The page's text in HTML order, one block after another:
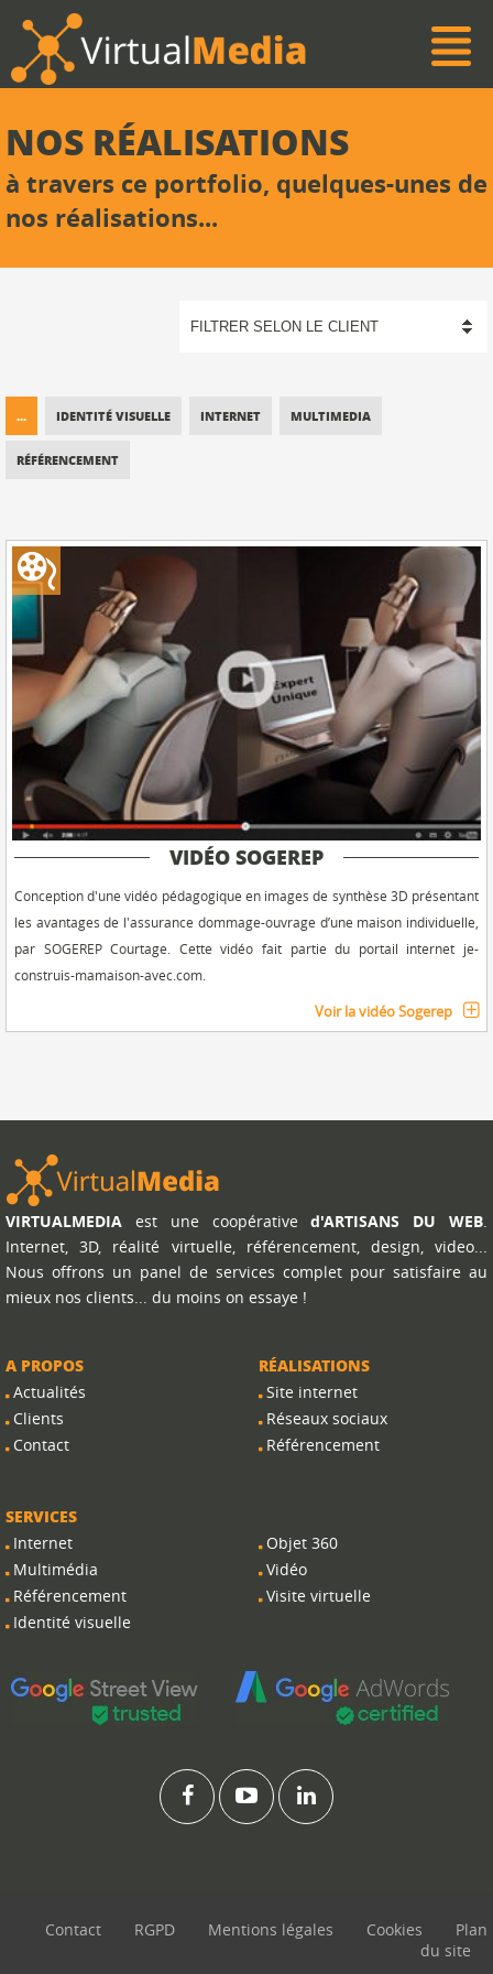
NOS RÉALISATIONS
à travers ce portfolio, quelques-unes de
nos réalisations...
... IDENTITÉ VISUELLE INTERNET MULTIMEDIA
RÉFÉRENCEMENT
VIDÉO SOGEREP
Conception d'une vidéo pédagogique en images de synthèse 3D présentant
les avantages de l'assurance dommage-ouvrage d’une maison individuelle,
par SOGEREP Courtage. Cette vidéo fait partie du portail internet je-
construis-mamaison-avec.com.
Voir la vidéo Sogerep
VIRTUALMEDIA est une coopératived'ARTISANS DU WEB
Internet, 3D, réalité virtuelle, référencement, design, video...
Nous offrons un panel de services complet pour satisfaire au
mieux nos clients... du moins on essaye !
A PROPOS
Actualités
Clients
Contact
SERVICES
Internet
Multimédia
Référencement
Identité visuelle
RÉALISATIONS
Site internet
Réseaux sociaux
Référencement
Objet 360
Vidéo
Visite virtuelle
Contact RGPD Mentions légales Cookies
Plan
du site